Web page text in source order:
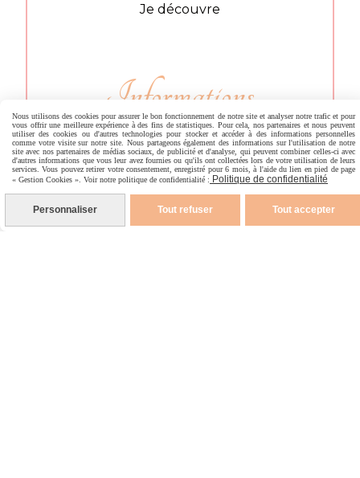
Je découvre
Informations
Devenir revendeur
Faq
Nous contacter
Nous utilisons des cookies pour assurer le bon fonctionnement de notre site et analyser notre trafic et pour
vous offrir une meilleure expérience à des fins de statistiques. Pour cela, nos partenaires et nous peuvent
utiliser des cookies ou d'autres technologies pour stocker et accéder à des informations personnelles
comme votre visite sur notre site. Nous partageons également des informations sur l'utilisation de notre
site avec nos partenaires de médias sociaux, de publicité et d'analyse, qui peuvent combiner celles-ci avec
d'autres informations que vous leur avez fournies ou qu'ils ont collectées lors de votre utilisation de leurs
services. Vous pouvez retirer votre consentement, enregistré pour 6 mois, à l'aide du lien en pied de page
« Gestion Cookies ». Voir notre politique de confidentialité : Politique de confidentialité
Personnaliser Tout refuser Tout accepter